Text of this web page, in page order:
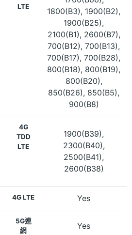
LTE
1800(B3), 1900(B2),
1900(B25),
2100(B1), 2600(B7),
700(B12), 700(B13),
700(B17), 700(B28),
800(B18), 800(B19),
800(B20),
850(B26), 850(B5),
900(B8)
4G
TDD
LTE
1900(B39),
2300(B40),
2500(B41),
2600(B38)
4G LTE Yes
5G連
網
Yes